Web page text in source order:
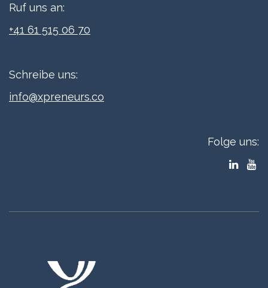
Ruf uns an:
+41 61 515 06 70
Schreibe uns:
info@xpreneurs.co
Folge uns: